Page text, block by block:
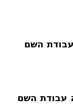
השם
עבודת השם